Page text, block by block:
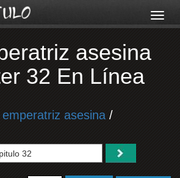
asesina
32 En Línea
emperatriz asesina /